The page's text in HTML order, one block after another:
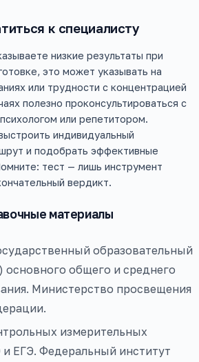
к специалисту
низкие результаты при
это может указывать на
или трудности с концентрацией
полезно проконсультироваться с
или репетитором.
индивидуальный
и подобрать эффективные
тест — лишь инструмент
вердикт.
материалы
образовательный
основного общего и среднего
Министерство просвещения
измерительных
ЕГЭ. Федеральный институт